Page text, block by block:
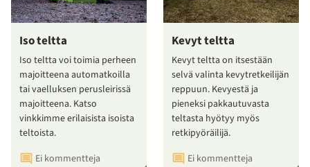
Iso teltta
Iso teltta voi toimia perheen
majoitteena automatkoilla
tai vaelluksen perusleirissä
majoitteena. Katso
vinkkimme erilaisista isoista
teltoista.
Ei kommentteja
Kevyt teltta
Kevyt teltta on itsestään
selvä valinta kevytretkeilijän
reppuun. Kevyestä ja
pieneksi pakkautuvasta
teltasta hyötyy myös
retkipyöräilijä.
Ei kommentteja